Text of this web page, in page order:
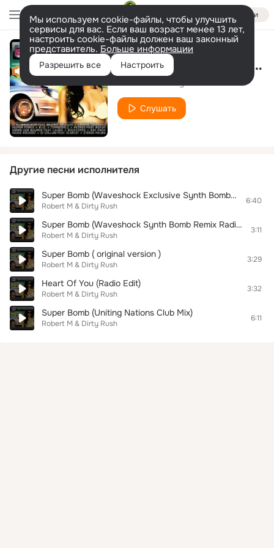
Войти
Мы используем cookie-файлы, чтобы улучшить
сервисы для вас. Если ваш возраст менее 13 лет,
настроить cookie-файлы должен ваш законный
представитель. Больше информации
Разрешить все Настроить Super Bomb (Waveshock Synth Bomb Remix)
Слушать
Другие песни исполнителя
Super Bomb (Waveshock Exclusive Synth Bomb! Mix)
Robert M & Dirty Rush
6:40
Super Bomb (Waveshock Synth Bomb Remix Radio Edit)
Robert M & Dirty Rush
3:11
Super Bomb ( original version )
Robert M & Dirty Rush
3:29
Heart Of You (Radio Edit)
Robert M & Dirty Rush
3:32
Super Bomb (Uniting Nations Club Mix)
Robert M & Dirty Rush
6:11